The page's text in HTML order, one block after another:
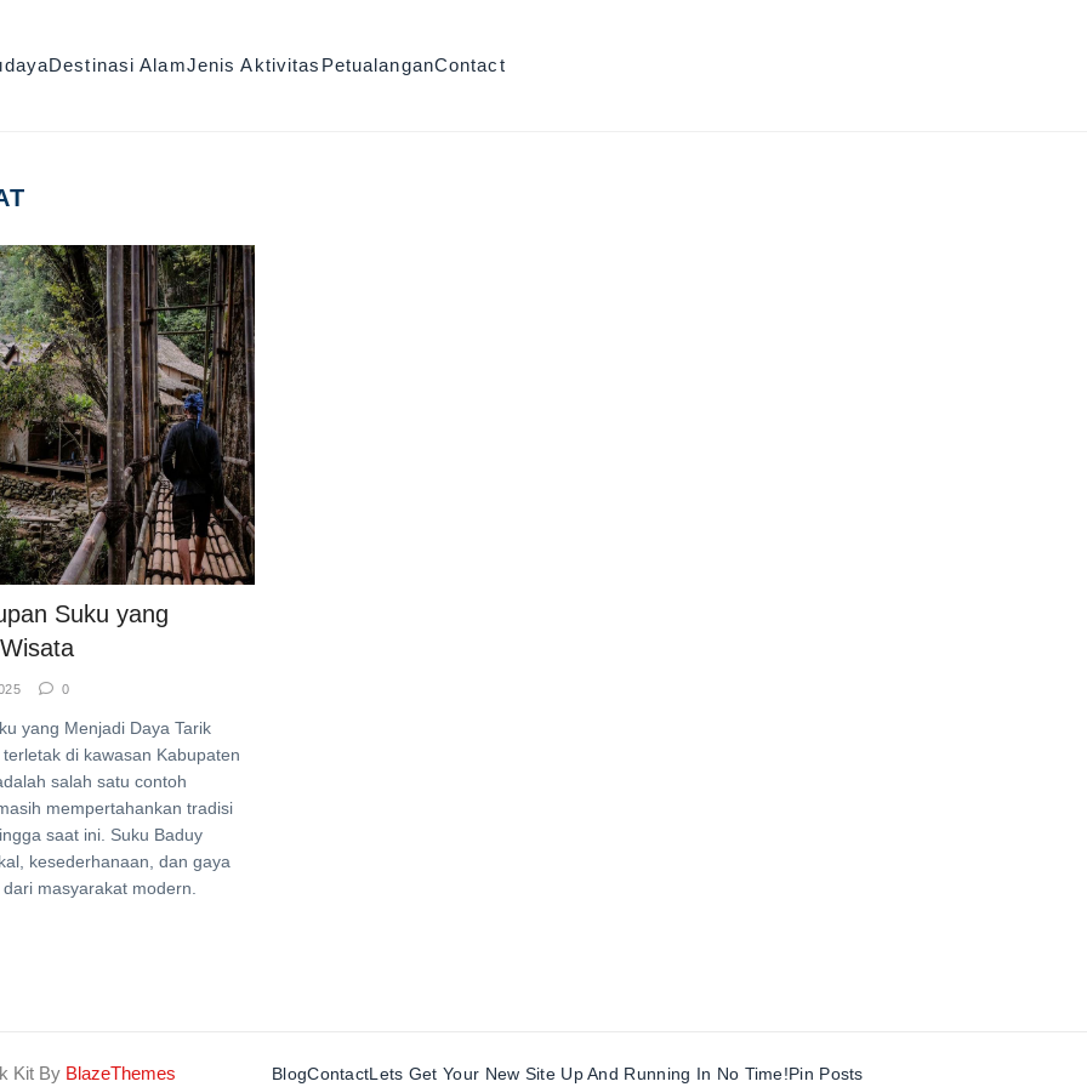
Destinasi AlamJenis Aktivitas PetualanganContact
Suku yang
0
yang Menjadi Daya Tarik
di kawasan Kabupaten
salah satu contoh
mempertahankan tradisi
saat ini. Suku Baduy
kesederhanaan, dan gaya
masyarakat modern.
Kit By BlazeThemes BlogContactLets Get Your New Site Up And Running In No Time!Pin Posts